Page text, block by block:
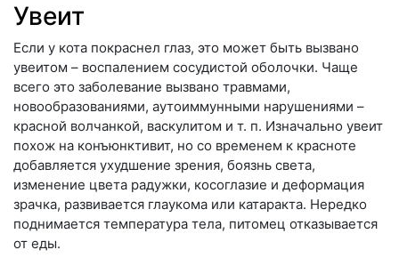
Увеит
Если у кота покраснел глаз, это может быть вызвано
увеитом – воспалением сосудистой оболочки. Чаще
всего это заболевание вызвано травмами,
новообразованиями, аутоиммунными нарушениями –
красной волчанкой, васкулитом и т. п. Изначально увеит
похож на конъюнктивит, но со временем к красноте
добавляется ухудшение зрения, боязнь света,
изменение цвета радужки, косоглазие и деформация
зрачка, развивается глаукома или катаракта. Нередко
поднимается температура тела, питомец отказывается
от еды.